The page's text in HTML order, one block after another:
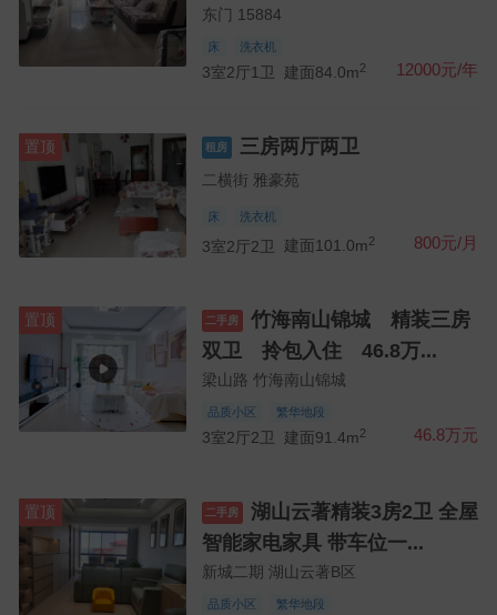
东门 15884
床 洗衣机
3室2厅1卫 建面84.0m2 12000元/年
置顶 租房 三房两厅两卫
二横街 雅豪苑
床 洗衣机
3室2厅2卫 建面101.0m2 800元/月
置顶 二手房
双卫 拎包入住 46.8万...
梁山路 竹海南山锦城
品质小区 繁华地段
3室2厅2卫 建面91.4m2 46.8万元
置顶 二手房
智能家电家具 带车位一...
新城二期 湖山云著B区
品质小区 繁华地段